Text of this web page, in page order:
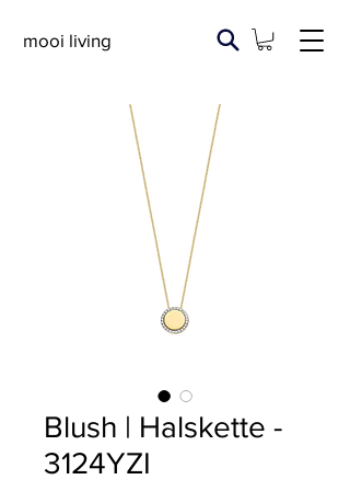
mooi living
Blush | Halskette -
3124YZI